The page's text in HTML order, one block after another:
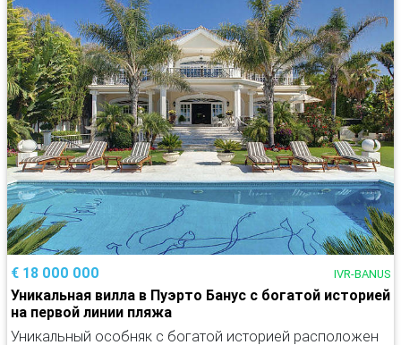
€ 18 000 000 IVR-BANUS
Уникальная вилла в Пуэрто Банус с богатой историей
на первой линии пляжа
Уникальный особняк с богатой историей расположен